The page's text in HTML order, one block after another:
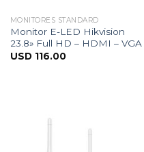
MONITORES STANDARD
Monitor E-LED Hikvision
23.8» Full HD – HDMI – VGA
USD 116.00